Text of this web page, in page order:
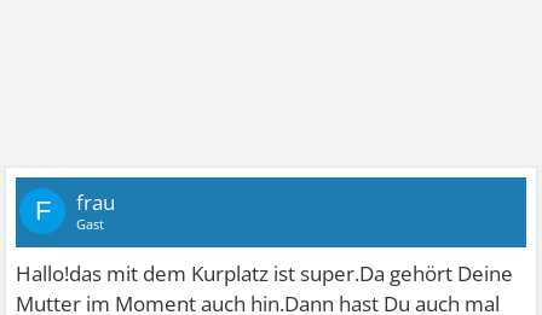
F frau
Gast
Hallo!das mit dem Kurplatz ist super.Da gehört Deine
Mutter im Moment auch hin.Dann hast Du auch mal